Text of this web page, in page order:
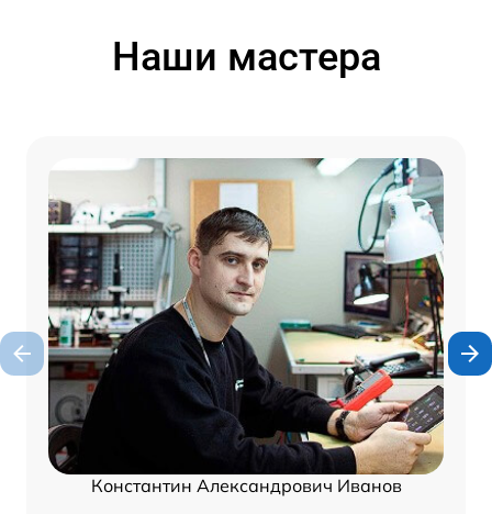
Наши мастера
Константин Александрович Иванов